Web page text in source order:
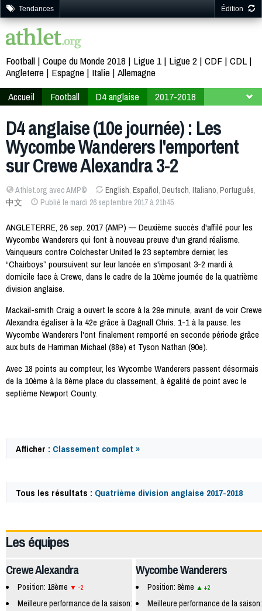
Tendances Édition
Football Coupe du Monde 2018 Ligue 1 Ligue 2 CDF CDL
Angleterre
Espagne Italie Allemagne
Accueil
Football D4 anglaise
2017-2018
D4 anglaise (10e journée) : Les
Wycombe Wanderers l'emportent
sur Crewe Alexandra 3-2
Athlet.org avec AMP© English, Español, Deutsch, Italiano, Português,
中文
Publié le mardi 26 septembre 2017 à 21h45
ANGLETERRE, 26 sep. 2017 (AMP) — Deuxième succès d'affilé pour les
Wycombe Wanderers qui font à nouveau preuve d'un grand réalisme.
Vainqueurs contre Colchester United le 23 septembre dernier, les
“Chairboys” poursuivent sur leur lancée en s'imposant 3-2 mardi à
domicile face à Crewe, dans le cadre de la 10ème journée de la quatrième
division anglaise.
Mackail-smith Craig a ouvert le score à la 29e minute, avant de voir Crewe
Alexandra égaliser à la 42e grâce à Dagnall Chris. 1-1 à la pause. les
Wycombe Wanderers l'ont finalement remporté en seconde période grâce
aux buts de Harriman Michael (88e) et Tyson Nathan (90e).
Avec 18 points au compteur, les Wycombe Wanderers passent désormais
de la 10ème à la 8ème place du classement, à égalité de point avec le
septième Newport County.
Afficher : Classement complet »
Tous les résultats : Quatrième division anglaise 2017-2018
Les équipes
Wycombe Wanderers
Position: 8ème +2
Meilleure performance de la saison:
Crewe Alexandra
Position: 18ème -2
Meilleure performance de la saison: